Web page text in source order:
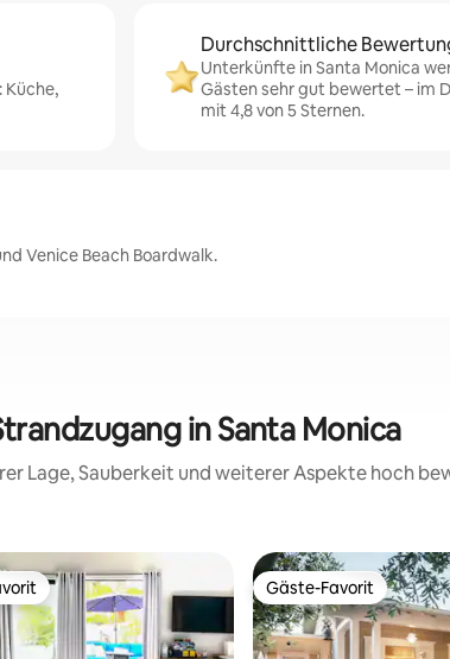
Küche,
Durchschnittliche
Unterkünfte in Santa Monica
Gästen sehr gut bewertet – im
mit 4,8 von 5 Sternen.
Venice Beach Boardwalk.
in Santa Monica
Lage, Sauberkeit und weiterer Aspekte hoch
Favorit. Gäste-Favorit
Gäste-Favorit